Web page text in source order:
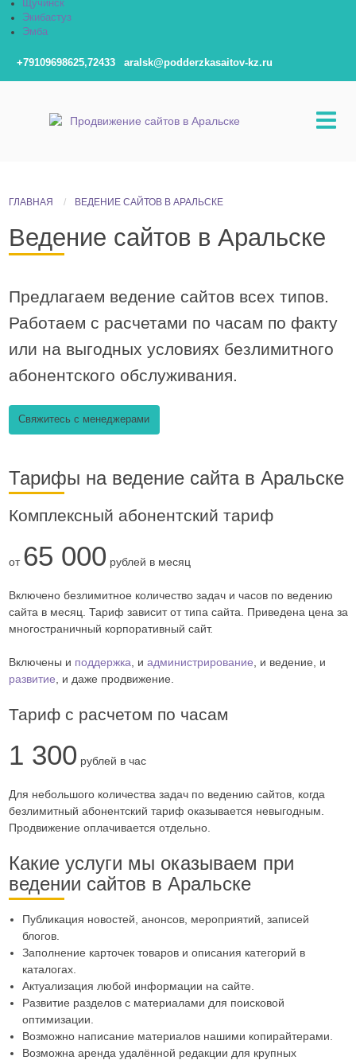
Щучинск
Экибастуз
Эмба
+79109698625,72433 aralsk@podderzkasaitov-kz.ru
ГЛАВНАЯ ВЕДЕНИЕ САЙТОВ В АРАЛЬСКЕ
Ведение сайтов в Аральске
Предлагаем ведение сайтов всех типов.
Работаем с расчетами по часам по факту
или на выгодных условиях безлимитного
абонентского обслуживания.
Свяжитесь с менеджерами
Тарифы на ведение сайта в Аральске
Комплексный абонентский тариф
от 65 000 рублей в месяц
Включено безлимитное количество задач и часов по ведению
сайта в месяц. Тариф зависит от типа сайта. Приведена цена за
многостраничный корпоративный сайт.
Включены и поддержка , и администрирование , и ведение, и
развитие , и даже продвижение.
Тариф с расчетом по часам
1 300 рублей в час
Для небольшого количества задач по ведению сайтов, когда
безлимитный абонентский тариф оказывается невыгодным.
Продвижение оплачивается отдельно.
Какие услуги мы оказываем при
ведении сайтов в Аральске
Публикация новостей, анонсов, мероприятий, записей
блогов.
Заполнение карточек товаров и описания категорий в
каталогах.
Актуализация любой информации на сайте.
Развитие разделов с материалами для поисковой
оптимизации.
Возможно написание материалов нашими копирайтерами.
Возможна аренда удалённой редакции для крупных